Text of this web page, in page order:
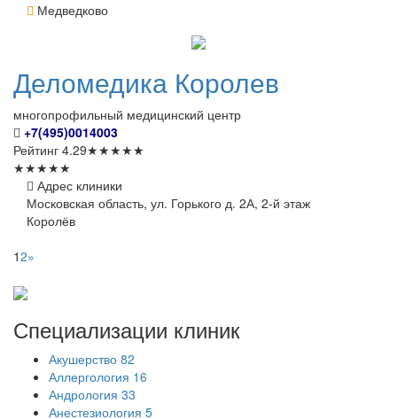
Медведково
Деломедика Королев
многопрофильный медицинский центр
+7(495)0014003
Рейтинг 4.29★★★★★
★★★★★
Адрес клиники
Московская область, ул. Горького д. 2А, 2-й этаж
Королёв
12»
Специализации клиник
Акушерство 82
Аллергология 16
Андрология 33
Анестезиология 5